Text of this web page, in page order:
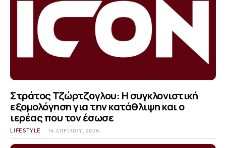
Στράτος Τζώρτζογλου: Η συγκλονιστική
εξομολόγηση για την κατάθλιψη και ο
ιερέας που τον έσωσε
LIFESTYLE 14 ΑΠΡΙΛΊΟΥ, 2026